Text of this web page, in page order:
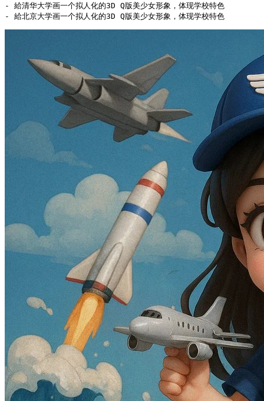
- 給清华大学画一个拟人化的3D Q版美少女形象，体现学校特色
- 給北京大学画一个拟人化的3D Q版美少女形象，体现学校特色